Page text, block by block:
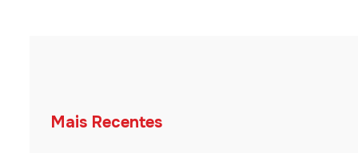
Mais Recentes